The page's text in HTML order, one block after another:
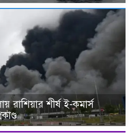
রাশিয়ার শীর্ষ ই-কমার্স